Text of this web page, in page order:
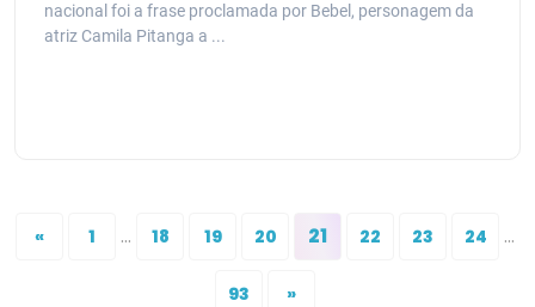
nacional foi a frase proclamada por Bebel, personagem da
atriz Camila Pitanga a ...
« 1 ... 18 19 20 21 22 23 24 ...
93 »